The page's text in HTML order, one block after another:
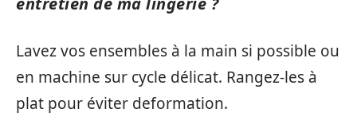
Lavez vos ensembles à la main si possible ou
en machine sur cycle délicat. Rangez-les à
plat pour éviter deformation.